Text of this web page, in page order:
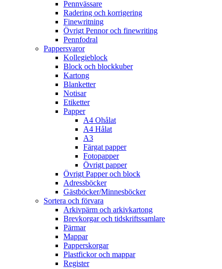
Pennvässare
Radering och korrigering
Finewritning
Övrigt Pennor och finewriting
Pennfodral
Pappersvaror
Kollegieblock
Block och blockkuber
Kartong
Blanketter
Notisar
Etiketter
Papper
A4 Ohålat
A4 Hålat
A3
Färgat papper
Fotopapper
Övrigt papper
Övrigt Papper och block
Adressböcker
Gästböcker/Minnesböcker
Sortera och förvara
Arkivpärm och arkivkartong
Brevkorgar och tidskriftssamlare
Pärmar
Mappar
Papperskorgar
Plastfickor och mappar
Register